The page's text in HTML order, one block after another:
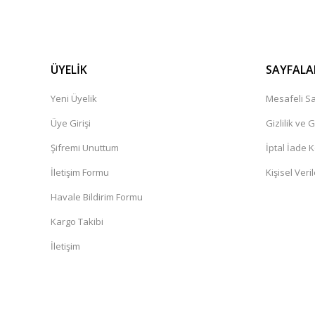
ÜYELİK
Yeni Üyelik
Üye Girişi
Şifremi Unuttum
İletişim Formu
Havale Bildirim Formu
Kargo Takibi
İletişim
Mesafeli
Gizlilik ve
İptal İade
Kişisel